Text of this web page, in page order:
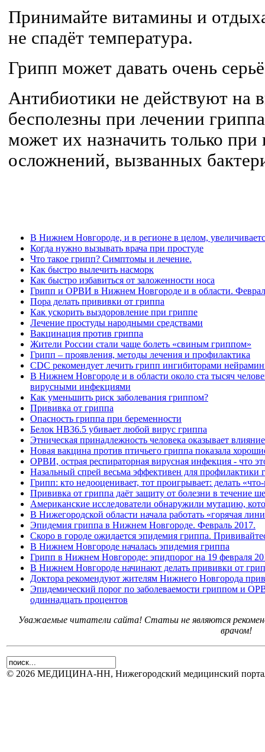
Принимайте витамины и
не спадёт температура.
Грипп может давать очень
Антибиотики не действуют на
бесполезны при лечении
может их назначить только при
осложнений, вызванных
В Нижнем Новгороде, и в регионе в целом,
Когда нужно вызывать врача при простуде
Что такое грипп? Симптомы и лечение.
Как быстро вылечить насморк
Как быстро избавиться от заложенности носа
Грипп и ОРВИ в Нижнем Новгороде и в области.
Пора делать прививки от гриппа
Как ускорить выздоровление при гриппе
Лечение простуды народными средствами
Вакцинация против гриппа
Жители России стали чаще болеть «свиным гриппом»
Грипп – проявления, методы лечения и профилактика
CDC рекомендует лечить грипп ингибиторами
В Нижнем Новгороде и в области около ста тысяч
вирусными инфекциями
Как уменьшить риск заболевания гриппом?
Прививка от гриппа
Опасность гриппа при беременности
Белок HB36.5 убивает любой вирус гриппа
Этническая принадлежность человека оказывает
Новая вакцина против птичьего гриппа показала
ОРВИ, острая респираторная вирусная инфекция - что
Назальный спрей весьма эффективен для профилактики
Грипп: кто недооценивает, тот проигрывает: делать
Прививка от гриппа даёт защиту от болезни в течение
Американские исследователи обнаружили мутацию,
В Нижегородской области начала работать «горячая
Эпидемия гриппа в Нижнем Новгороде. Февраль 2017.
Скоро в городе ожидается эпидемия гриппа.
В Нижнем Новгороде началась эпидемия гриппа
Грипп в Нижнем Новгороде: эпидпорог на 19 февраля
В Нижнем Новгороде начинают делать прививки от
Доктора рекомендуют жителям Нижнего Новгорода
Эпидемический порог по заболеваемости гриппом и
одиннадцать процентов
Уважаемые читатели сайта! Статьи не являются
врачом!
© 2026 МЕДИЦИНА-НН, Нижегородский медицинский